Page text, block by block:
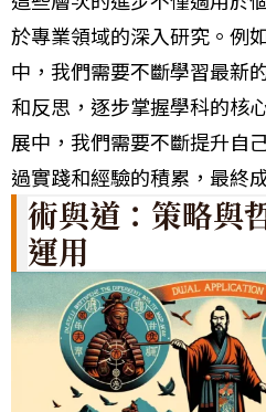
於專業領域的深入研究。例
中，我們需要不斷學習最新
和反思，逐步掌握學科的核
展中，我們需要不斷提升自
過實踐和經驗的積累，最終
術與道：策略與
運用